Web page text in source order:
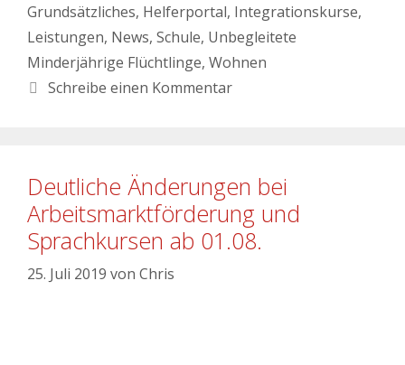
Grundsätzliches, Helferportal, Integrationskurse,
Leistungen, News, Schule, Unbegleitete
Minderjährige Flüchtlinge, Wohnen
Schreibe einen Kommentar
Deutliche Änderungen bei
Arbeitsmarktförderung und
Sprachkursen ab 01.08.
25. Juli 2019 von Chris